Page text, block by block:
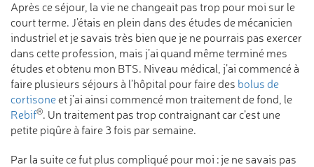
Après ce séjour, la vie ne changeait pas trop pour moi sur le
court terme. J’étais en plein dans des études de mécanicien
industriel et je savais très bien que je ne pourrais pas exercer
dans cette profession, mais j’ai quand même terminé mes
études et obtenu mon BTS. Niveau médical, j’ai commencé à
faire plusieurs séjours à l’hôpital pour faire des bolus de
cortisoneet j’ai ainsi commencé mon traitement de fond, le
Rebif®. Un traitement pas trop contraignant car c’est une
petite piqûre à faire 3 fois par semaine.
Par la suite ce fut plus compliqué pour moi : je ne savais pas